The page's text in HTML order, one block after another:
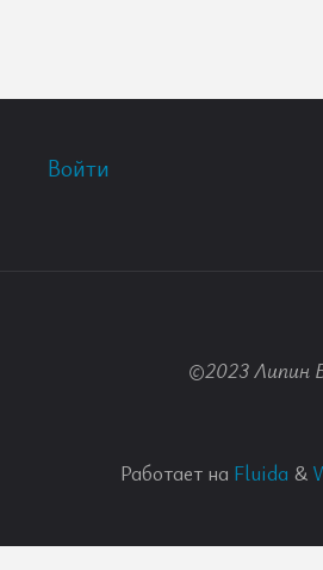
Войти
©2023 Липин
Работает на Fluida &